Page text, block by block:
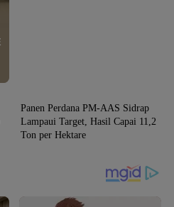
Panen Perdana PM-AAS Sidrap
Lampaui Target, Hasil Capai 11,2
Ton per Hektare